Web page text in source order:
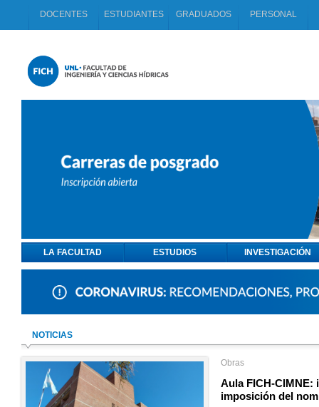
DOCENTES ESTUDIANTES GRADUADOS PERSONAL
LA FACULTAD ESTUDIOS INVESTIGACIÓN
NOTICIAS
Obras
Aula FICH-CIMNE:
imposición del